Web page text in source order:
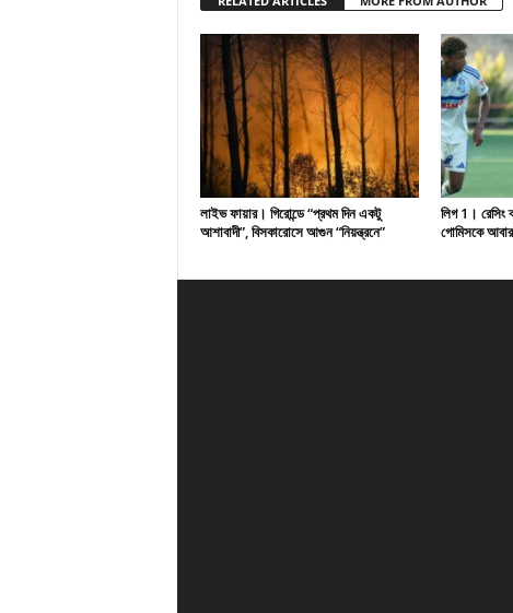
লাইভ ফায়ার। গিরোন্ডে “প্রথম দিন একটু
আশাবাদী”, বিসকারোসে আগুন “নিয়ন্ত্রনে”
লিগ 1। রেসিং
গোমিসকে আবার